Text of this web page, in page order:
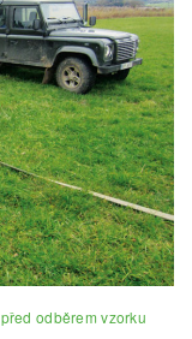
odběrem vzorku